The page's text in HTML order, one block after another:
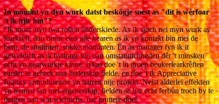
In momint yn dyn wurk datst beskôgje soest as "dit is wêrfoar
't ik hjir bin"?
"Ik moat myn twa rollen ûnderskiede. As ik sjoch nei myn wurk as
learkrêft, dan binne eins alle kearen as ik yn kontakt bin mei de
bern, de studinten, sokke mominten. En as manager fyn ik it
geweldich as ik bydrage kin oan omstannichheden dêr 't minsken
echt yn gearwurkje kinne; lykas doe 't in groep beukerlearkrêften
earder in gebrek oan liederskip fielde, en doe 't ik Appreciative
Inquiry yntrodusearre yn harren nije projekt. Neist alderlei effekten
yn termen fan mei-eigenerskip, fielden se har echt ferbûn troch by te
dragen oan wat wichtichs, har gruttere doel.